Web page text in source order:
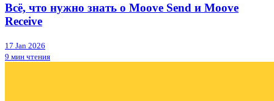
Всё, что нужно знать о Moove Send и Moove
Receive
17 Jan 2026
9 мин чтения